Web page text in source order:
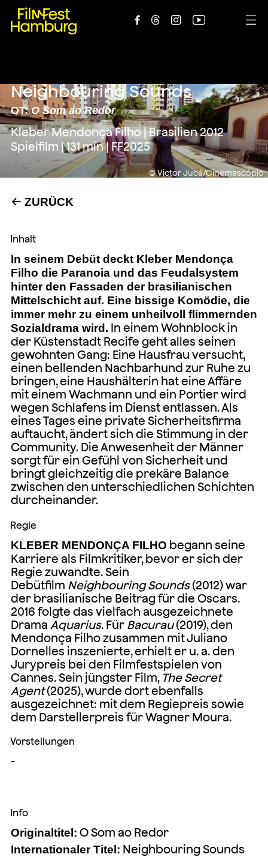
    
© Victor Jucá/Cinemascópio
Neighbouring Sounds
OT:O Som ao Redor
Kleber Mendonça Filho | Brasilien 2012
Spielfilm | 131 min | FF2025
← ZURÜCK
Inhalt
In seinem Debüt deckt Kleber Mendonça
Filho die Paranoia und das Feudalsystem
hinter den Fassaden der brasilianischen
Mittelschicht auf. Eine bissige Komödie, die
immer mehr zu einem unheilvoll flimmernden
Sozialdrama wird. In einem Wohnblock in
der Küstenstadt Recife geht alles seinen
gewohnten Gang: Eine Hausfrau versucht,
einen bellenden Nachbarhund zur Ruhe zu
bringen, eine Haushälterin hat eine Affäre
mit einem Wachmann und ein Portier wird
wegen Schlafens im Dienst entlassen. Als
eines Tages eine private Sicherheitsfirma
auftaucht, ändert sich die Stimmung in der
Community. Die Anwesenheit der Männer
sorgt für ein Gefühl von Sicherheit und
bringt gleichzeitig die prekäre Balance
zwischen den unterschiedlichen Schichten
durcheinander.
Regie
KLEBER MENDONÇA FILHO begann seine
Karriere als Filmkritiker, bevor er sich der
Regie zuwandte. Sein
Debütfilm Neighbouring Sounds(2012) war
der brasilianische Beitrag für die Oscars.
2016 folgte das vielfach ausgezeichnete
Drama Aquarius. Für Bacurau(2019), den
Mendonça Filho zusammen mit Juliano
Dornelles inszenierte, erhielt er u. a. den
Jurypreis bei den Filmfestspielen von
Cannes. Sein jüngster Film, The Secret
Agent(2025), wurde dort ebenfalls
ausgezeichnet: mit dem Regiepreis sowie
dem Darstellerpreis für Wagner Moura.
Vorstellungen
-
Info
Originaltitel: O Som ao Redor
Internationaler Titel: Neighbouring Sounds